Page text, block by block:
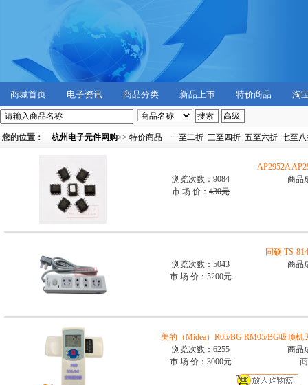
商城首页 电子资讯 商品分类 新品上市 特价商品 淘
您的位置： 杭州电子元件网购>> 特价商品 一至二折 三至四折 五至六折 七至
AP2952A
浏览次数：9084
商品
市 场 价： 430元
同硕 TS-
浏览次数：5043
商品
市 场 价： 5200元
美的（Midea）R05/BG RM05/BG吸顶
浏览次数：6255
商品
市 场 价： 3000元